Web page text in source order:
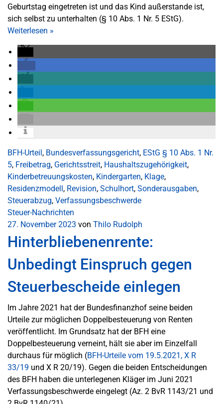
Geburtstag eingetreten ist und das Kind außerstande ist,
sich selbst zu unterhalten (§ 10 Abs. 1 Nr. 5 EStG).
Weiterlesen »
BFH-Urteil, Bundesverfassungsgericht, EStG § 10 Abs. 1 Nr.
5, Freibetrag, Gerichtsstreit, Haushaltszugehörigkeit,
Kinderbetreuungskosten, Kindergarten, Klage,
Residenzmodell, Revision, Schulhort, Sonderausgaben,
Steuerabzug, Verfassungsbeschwerde
Steuer-Nachrichten
27. November 2023 von Thilo Rudolph
Hinterbliebenenrente:
Unbedingt Einspruch gegen
Steuerbescheide einlegen
Im Jahre 2021 hat der Bundesfinanzhof seine beiden
Urteile zur möglichen Doppelbesteuerung von Renten
veröffentlicht. Im Grundsatz hat der BFH eine
Doppelbesteuerung verneint, hält sie aber im Einzelfall
durchaus für möglich (BFH-Urteile vom 19.5.2021, X R
33/19 und X R 20/19). Gegen die beiden Entscheidungen
des BFH haben die unterlegenen Kläger im Juni 2021
Verfassungsbeschwerde eingelegt (Az. 2 BvR 1143/21 und